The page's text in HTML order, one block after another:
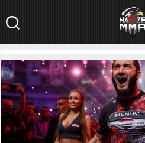
NaszeMMA.pl»Aktualności»Polskie
mogę bez tego żyć